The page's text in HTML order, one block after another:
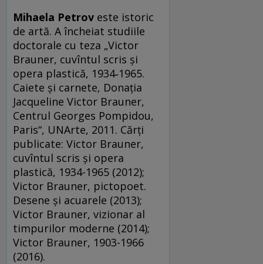
Mihaela Petrov este istoric
de artă. A încheiat studiile
doctorale cu teza „Victor
Brauner, cuvîntul scris și
opera plastică, 1934‑1965.
Caiete și carnete, Donația
Jacqueline Victor Brauner,
Centrul Georges Pompidou,
Paris“, UNArte, 2011. Cărți
publicate: Victor Brauner,
cuvîntul scris și opera
plastică, 1934-1965 (2012);
Victor Brauner, pictopoet.
Desene și acuarele (2013);
Victor Brauner, vizionar al
timpurilor moderne (2014);
Victor Brauner, 1903-1966
(2016).